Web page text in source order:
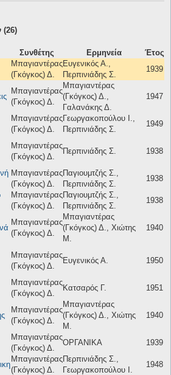
Συνθέτης Ερμηνεία
Έτος
Μπαγιαντέρας
(Γκόγκος) Δ.
Ευγενικός Α.,
Περπινιάδης Σ.
1939
Μπαγιαντέρας
(Γκόγκος) Δ.
Μπαγιαντέρας
(Γκόγκος) Δ.,
Γαλανάκης Δ.
1947
Μπαγιαντέρας
(Γκόγκος) Δ.
Γεωργακοπούλου Ι.,
Περπινιάδης Σ.
1949
Μπαγιαντέρας
(Γκόγκος) Δ.
Περπινιάδης Σ. 1938
Μπαγιαντέρας
(Γκόγκος) Δ.
Παγιουμτζής Σ.,
Περπινιάδης Σ.
1938
Μπαγιαντέρας
(Γκόγκος) Δ.
Παγιουμτζής Σ.,
Περπινιάδης Σ.
1938
Μπαγιαντέρας
(Γκόγκος) Δ.
Μπαγιαντέρας
(Γκόγκος) Δ., Χιώτης
Μ.
1940
Μπαγιαντέρας
(Γκόγκος) Δ.
Ευγενικός Α. 1950
Μπαγιαντέρας
(Γκόγκος) Δ.
Κατσαρός Γ. 1951
Μπαγιαντέρας
(Γκόγκος) Δ.
Μπαγιαντέρας
(Γκόγκος) Δ., Χιώτης
Μ.
1940
Μπαγιαντέρας
(Γκόγκος) Δ.
ΟΡΓΑΝΙΚΑ 1939
Μπαγιαντέρας
(Γκόγκος) Δ.
Περπινιάδης Σ.,
Γεωργακοπούλου Ι.
1948